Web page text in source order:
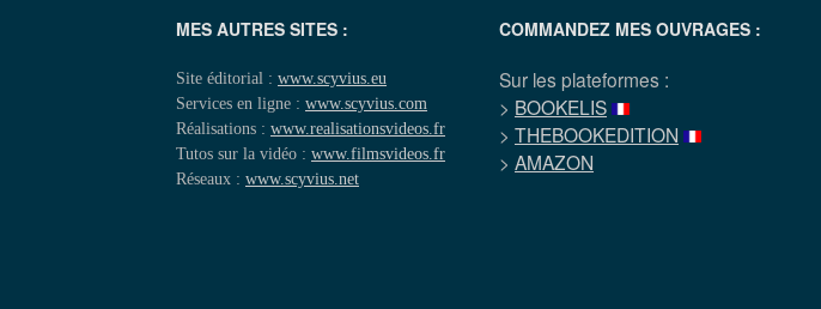
MES AUTRES SITES :
Site éditorial : www.scyvius.eu
Services en ligne : www.scyvius.com
Réalisations : www.realisationsvideos.fr
Tutos sur la vidéo : www.filmsvideos.fr
Réseaux : www.scyvius.net
COMMANDEZ MES OUVRAGES :
Sur les plateformes :
> BOOKELIS
> THEBOOKEDITION
> AMAZON